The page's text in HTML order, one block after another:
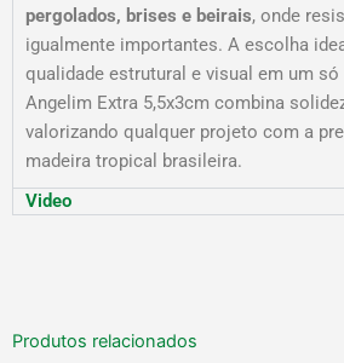
pergolados, brises e beirais, onde
igualmente importantes. A escolha
qualidade estrutural e visual em um só
Angelim Extra 5,5x3cm combina
valorizando qualquer projeto com a
madeira tropical brasileira.
Video
Produtos relacionados